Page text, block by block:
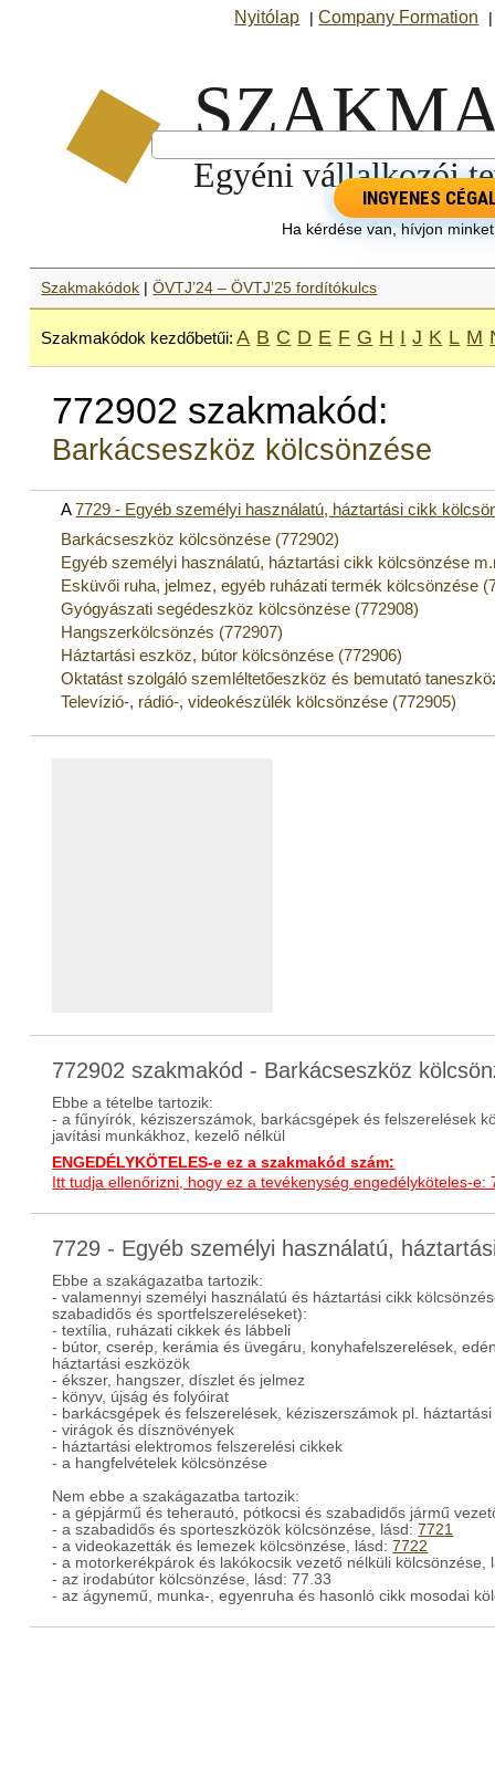
Nyitólap |Company Formation
INGYENES
Ha kérdése van, hívjon
Szakmakódok |ÖVTJ’24 – ÖVTJ’25 fordítókulcs
Szakmakódok kezdőbetűi: A B C D E F G H I J K L M
772902 szakmakód:
Barkácseszköz kölcsönzése
A7729 - Egyéb személyi használatú, háztartási cikk
Barkácseszköz kölcsönzése (772902)
Egyéb személyi használatú, háztartási cikk kölcsönzése
Esküvői ruha, jelmez, egyéb ruházati termék kölcsönzése
Gyógyászati segédeszköz kölcsönzése (772908)
Hangszerkölcsönzés (772907)
Háztartási eszköz, bútor kölcsönzése (772906)
Oktatást szolgáló szemléltetőeszköz és bemutató
Televízió-, rádió-, videokészülék kölcsönzése (772905)
772902 szakmakód - Barkácseszköz
Ebbe a tételbe tartozik:
- a fűnyírók, kéziszerszámok, barkácsgépek és felszerelések
javítási munkákhoz, kezelő nélkül
ENGEDÉLYKÖTELES-e ez a szakmakód szám:
Itt tudja ellenőrizni, hogy ez a tevékenység engedélyköteles-e:
7729 - Egyéb személyi használatú,
Ebbe a szakágazatba tartozik:
- valamennyi személyi használatú és háztartási cikk
szabadidős és sportfelszereléseket):
- textília, ruházati cikkek és lábbeli
- bútor, cserép, kerámia és üvegáru, konyhafelszerelések,
háztartási eszközök
- ékszer, hangszer, díszlet és jelmez
- könyv, újság és folyóirat
- barkácsgépek és felszerelések, kéziszerszámok pl.
- virágok és dísznövények
- háztartási elektromos felszerelési cikkek
- a hangfelvételek kölcsönzése
Nem ebbe a szakágazatba tartozik:
- a gépjármű és teherautó, pótkocsi és szabadidős jármű
- a szabadidős és sporteszközök kölcsönzése, lásd:7721
- a videokazetták és lemezek kölcsönzése, lásd:7722
- a motorkerékpárok és lakókocsik vezető nélküli kölcsönzése,
- az irodabútor kölcsönzése, lásd: 77.33
- az ágynemű, munka-, egyenruha és hasonló cikk mosodai